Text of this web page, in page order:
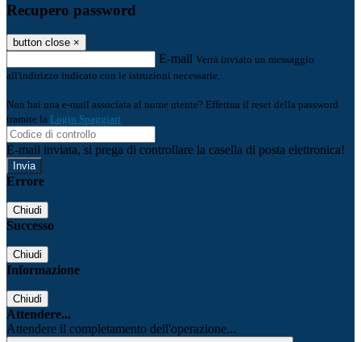
Recupero password
button close ×
E-mail Verrà inviato un messaggio
all'indirizzo indicato con le istruzioni necessarie.
Non hai una e-mail associata al nome utente? Effettua il reset della password
tramite la Login Spaggiari
E-mail inviata, si prega di controllare la casella di posta elettronica!
Errore
Chiudi
Successo
Chiudi
Informazione
Chiudi
Attendere...
Attendere il completamento dell'operazione...